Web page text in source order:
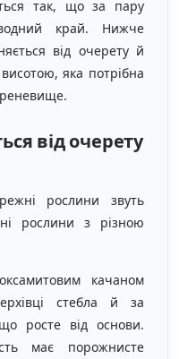
так, що за пару
край. Нижче
від очерету й
яка потрібна
від очерету
рослини звуть
рослини з різною
качаном
стебла й за
росте від основи.
має порожнисте